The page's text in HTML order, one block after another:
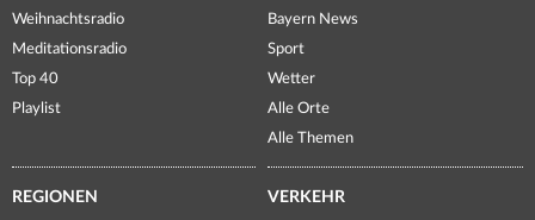
Weihnachtsradio
Meditationsradio
Top 40
Playlist
Bayern News
Sport
Wetter
Alle Orte
Alle Themen
REGIONEN VERKEHR